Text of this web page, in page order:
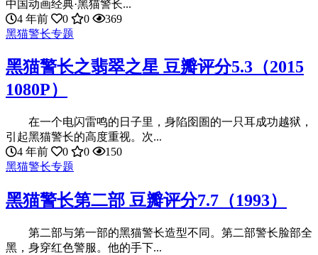
中国动画经典·黑猫警长...
4 年前
0 0
369
黑猫警长专题
黑猫警长之翡翠之星 豆瓣评分5.3（2015
1080P）
在一个电闪雷鸣的日子里，身陷囹圄的一只耳成功越狱，
引起黑猫警长的高度重视。次...
4 年前
0 0
150
黑猫警长专题
黑猫警长第二部 豆瓣评分7.7（1993）
第二部与第一部的黑猫警长造型不同。第二部警长脸部全
黑，身穿红色警服。他的手下...